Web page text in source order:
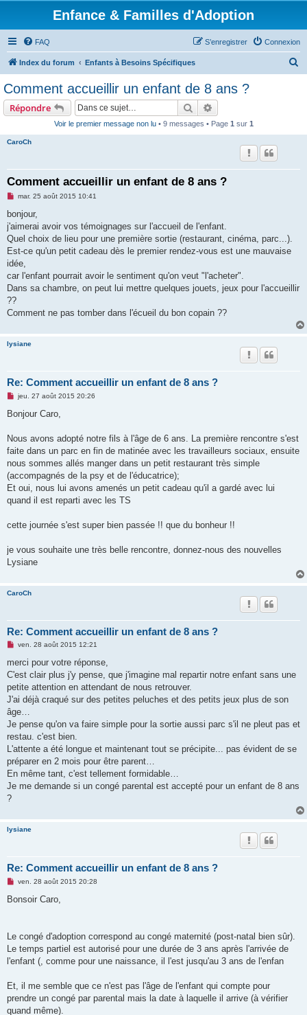
Enfance & Familles d'Adoption
FAQ Connexion
S’enregistrer
Index du forum Enfants à Besoins Spécifiques
Comment accueillir un enfant de 8 ans ?
Répondre Rechercher
Voir le premier message non lu• 9 messages • Page 1 sur 1
CaroCh
Comment accueillir un enfant de 8 ans ?
M
s
a
g
n
o
l
u
mar. 25 août 2015 10:41
bonjour,
j'aimerai avoir vos témoignages sur l'accueil de l'enfant.
Quel choix de lieu pour une première sortie (restaurant, cinéma, parc...).
Est-ce qu'un petit cadeau dès le premier rendez-vous est une mauvaise
idée,
car l'enfant pourrait avoir le sentiment qu'on veut "l'acheter".
Dans sa chambre, on peut lui mettre quelques jouets, jeux pour l'accueillir
??
Comment ne pas tomber dans l'écueil du bon copain ??
lysiane
Re: Comment accueillir un enfant de 8 ans ?
M
s
g
n
o
l
u
jeu. 27 août 2015 20:26
Bonjour Caro,
Nous avons adopté notre fils à l'âge de 6 ans. La première rencontre s'est
faite dans un parc en fin de matinée avec les travailleurs sociaux, ensuite
nous sommes allés manger dans un petit restaurant très simple
(accompagnés de la psy et de l'éducatrice);
Et oui, nous lui avons amenés un petit cadeau qu'il a gardé avec lui
quand il est reparti avec les TS
cette journée s'est super bien passée !! que du bonheur !!
je vous souhaite une très belle rencontre, donnez-nous des nouvelles
Lysiane
CaroCh
Re: Comment accueillir un enfant de 8 ans ?
M
s
a
g
n
o
n
l
u
ven. 28 août 2015 12:21
merci pour votre réponse,
C'est clair plus j'y pense, que j'imagine mal repartir notre enfant sans une
petite attention en attendant de nous retrouver.
J'ai déjà craqué sur des petites peluches et des petits jeux plus de son
âge…
Je pense qu'on va faire simple pour la sortie aussi parc s'il ne pleut pas et
restau. c'est bien.
L'attente a été longue et maintenant tout se précipite... pas évident de se
préparer en 2 mois pour être parent…
En même tant, c'est tellement formidable…
Je me demande si un congé parental est accepté pour un enfant de 8 ans
?
lysiane
Re: Comment accueillir un enfant de 8 ans ?
M
s
n
o
l
ven. 28 août 2015 20:28
Bonsoir Caro,
Le congé d'adoption correspond au congé maternité (post-natal bien sûr).
Le temps partiel est autorisé pour une durée de 3 ans après l'arrivée de
l'enfant (, comme pour une naissance, il l'est jusqu'au 3 ans de l'enfan
Et, il me semble que ce n'est pas l'âge de l'enfant qui compte pour
prendre un congé par parental mais la date à laquelle il arrive (à vérifier
quand même).